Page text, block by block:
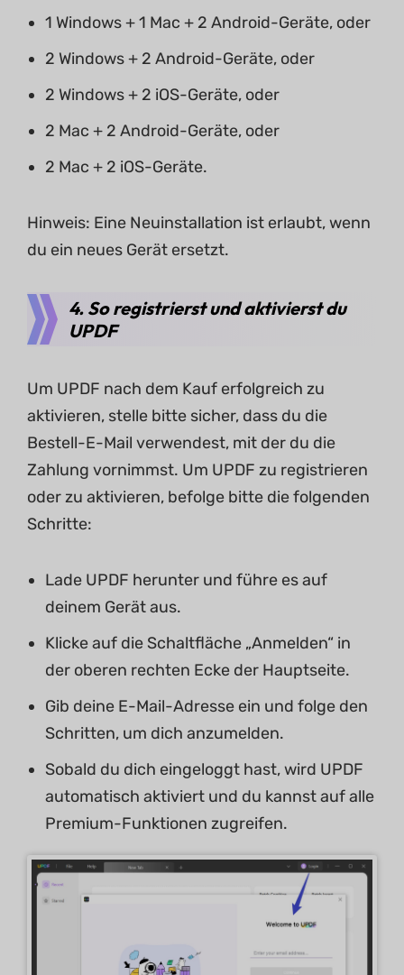
1 Windows + 1 Mac + 2 Android-Geräte, oder
2 Windows + 2 Android-Geräte, oder
2 Windows + 2 iOS-Geräte, oder
2 Mac + 2 Android-Geräte, oder
2 Mac + 2 iOS-Geräte.
Hinweis: Eine Neuinstallation ist erlaubt, wenn
du ein neues Gerät ersetzt.
4. So registrierst und aktivierst du
UPDF
Um UPDF nach dem Kauf erfolgreich zu
aktivieren, stelle bitte sicher, dass du die
Bestell-E-Mail verwendest, mit der du die
Zahlung vornimmst. Um UPDF zu registrieren
oder zu aktivieren, befolge bitte die folgenden
Schritte:
Lade UPDF herunter und führe es auf
deinem Gerät aus.
Klicke auf die Schaltfläche „Anmelden“ in
der oberen rechten Ecke der Hauptseite.
Gib deine E-Mail-Adresse ein und folge den
Schritten, um dich anzumelden.
Sobald du dich eingeloggt hast, wird UPDF
automatisch aktiviert und du kannst auf alle
Premium-Funktionen zugreifen.